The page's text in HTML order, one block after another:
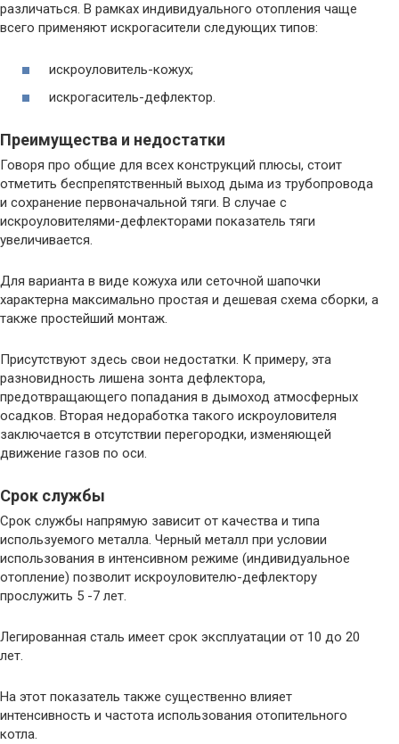
различаться. В рамках индивидуального отопления чаще
всего применяют искрогасители следующих типов:
искроуловитель-кожух;
искрогаситель-дефлектор.
Преимущества и недостатки
Говоря про общие для всех конструкций плюсы, стоит
отметить беспрепятственный выход дыма из трубопровода
и сохранение первоначальной тяги. В случае с
искроуловителями-дефлекторами показатель тяги
увеличивается.
Для варианта в виде кожуха или сеточной шапочки
характерна максимально простая и дешевая схема сборки, а
также простейший монтаж.
Присутствуют здесь свои недостатки. К примеру, эта
разновидность лишена зонта дефлектора,
предотвращающего попадания в дымоход атмосферных
осадков. Вторая недоработка такого искроуловителя
заключается в отсутствии перегородки, изменяющей
движение газов по оси.
Срок службы
Срок службы напрямую зависит от качества и типа
используемого металла. Черный металл при условии
использования в интенсивном режиме (индивидуальное
отопление) позволит искроуловителю-дефлектору
прослужить 5 -7 лет.
Легированная сталь имеет срок эксплуатации от 10 до 20
лет.
На этот показатель также существенно влияет
интенсивность и частота использования отопительного
котла.